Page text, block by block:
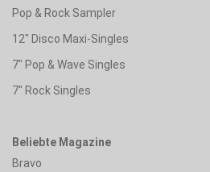
Pop & Rock Sampler
12" Disco Maxi-Singles
7" Pop & Wave Singles
7" Rock Singles
Beliebte Magazine
Bravo